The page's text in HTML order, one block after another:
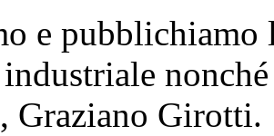
e
Graziano Girotti.